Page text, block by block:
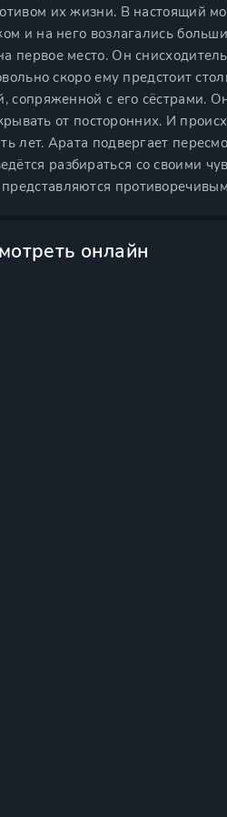
их жизни. В настоящий
и на него возлагались
место. Он
скоро ему предстоит
сопряженной с его сёстрами.
от посторонних. И
лет. Арата подвергает
разбираться со своими
онлайн